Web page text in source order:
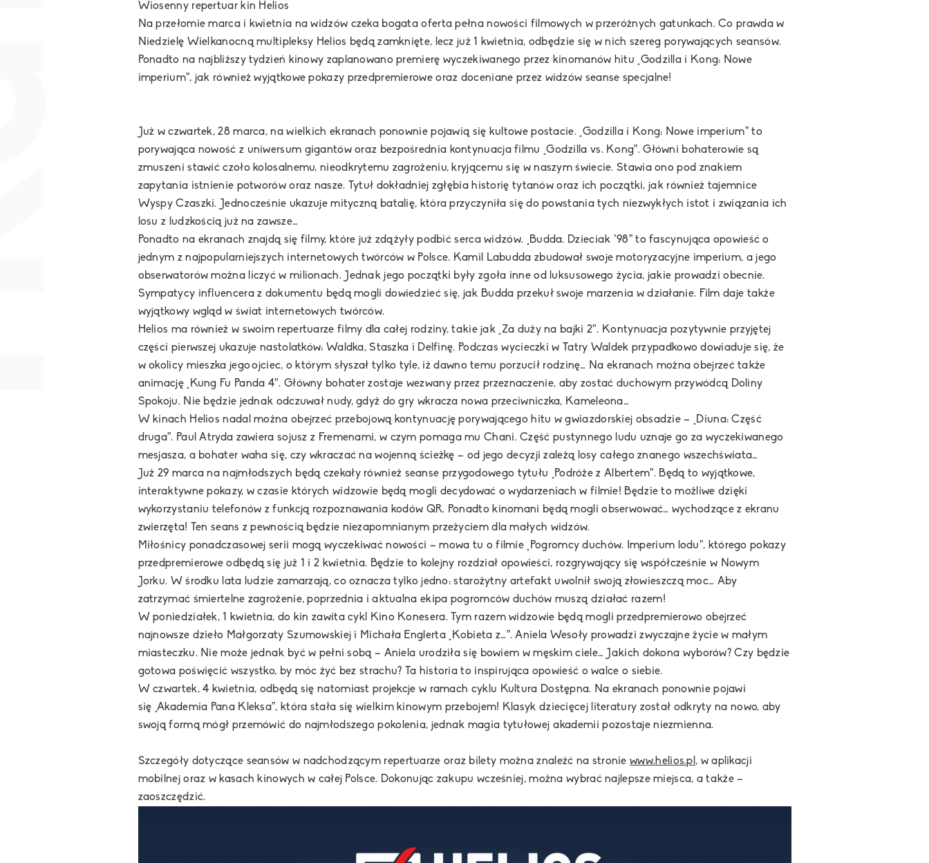
Wiosenny repertuar kin Helios
Na przełomie marca i kwietnia na widzów czeka bogata oferta pełna nowości filmowych w przeróżnych gatunkach. Co prawda w
Niedzielę Wielkanocną multipleksy Helios będą zamknięte, lecz już 1 kwietnia, odbędzie się w nich szereg porywających seansów.
Ponadto na najbliższy tydzień kinowy zaplanowano premierę wyczekiwanego przez kinomanów hitu „Godzilla i Kong: Nowe
imperium”, jak również wyjątkowe pokazy przedpremierowe oraz doceniane przez widzów seanse specjalne!
Już w czwartek, 28 marca, na wielkich ekranach ponownie pojawią się kultowe postacie. „Godzilla i Kong: Nowe imperium”to
porywająca nowość z uniwersum gigantów oraz bezpośrednia kontynuacja filmu „Godzilla vs. Kong”. Główni bohaterowie są
zmuszeni stawić czoło kolosalnemu, nieodkrytemu zagrożeniu, kryjącemu się w naszym świecie. Stawia ono pod znakiem
zapytania istnienie potworów oraz nasze. Tytuł dokładniej zgłębia historię tytanów oraz ich początki, jak również tajemnice
Wyspy Czaszki. Jednocześnie ukazuje mityczną batalię, która przyczyniła się do powstania tych niezwykłych istot i związania ich
losu z ludzkością już na zawsze…
Ponadto na ekranach znajdą się filmy, które już zdążyły podbić serca widzów. „Budda. Dzieciak ’98”to fascynująca opowieść o
jednym z najpopularniejszych internetowych twórców w Polsce. Kamil Labudda zbudował swoje motoryzacyjne imperium, a jego
obserwatorów można liczyć w milionach. Jednak jego początki były zgoła inne od luksusowego życia, jakie prowadzi obecnie.
Sympatycy influencera z dokumentu będą mogli dowiedzieć się, jak Budda przekuł swoje marzenia w działanie. Film daje także
wyjątkowy wgląd w świat internetowych twórców.
Helios ma również w swoim repertuarze filmy dla całej rodziny, takie jak „Za duży na bajki 2″. Kontynuacja pozytywnie przyjętej
części pierwszej ukazuje nastolatków: Waldka, Staszka i Delfinę. Podczas wycieczki w Tatry Waldek przypadkowo dowiaduje się, że
w okolicy mieszka jego ojciec, o którym słyszał tylko tyle, iż dawno temu porzucił rodzinę… Na ekranach można obejrzeć także
animację „Kung Fu Panda 4″. Główny bohater zostaje wezwany przez przeznaczenie, aby zostać duchowym przywódcą Doliny
Spokoju. Nie będzie jednak odczuwał nudy, gdyż do gry wkracza nowa przeciwniczka, Kameleona…
W kinach Helios nadal można obejrzeć przebojową kontynuację porywającego hitu w gwiazdorskiej obsadzie – „Diuna: Część
druga”. Paul Atryda zawiera sojusz z Fremenami, w czym pomaga mu Chani. Część pustynnego ludu uznaje go za wyczekiwanego
mesjasza, a bohater waha się, czy wkraczać na wojenną ścieżkę – od jego decyzji zależą losy całego znanego wszechświata…
Już 29 marcana najmłodszych będą czekały również seanse przygodowego tytułu „Podróże z Albertem”. Będą to wyjątkowe,
interaktywne pokazy, w czasie których widzowie będą mogli decydować o wydarzeniach w filmie! Będzie to możliwe dzięki
wykorzystaniu telefonów z funkcją rozpoznawania kodów QR. Ponadto kinomani będą mogli obserwować… wychodzące z ekranu
zwierzęta! Ten seans z pewnością będzie niezapomnianym przeżyciem dla małych widzów.
Miłośnicy ponadczasowej serii mogą wyczekiwać nowości – mowa tu o filmie „Pogromcy duchów. Imperium lodu”, którego pokazy
przedpremierowe odbędą się już 1 i 2 kwietnia. Będzie to kolejny rozdział opowieści, rozgrywający się współcześnie w Nowym
Jorku. W środku lata ludzie zamarzają, co oznacza tylko jedno: starożytny artefakt uwolnił swoją złowieszczą moc… Aby
zatrzymać śmiertelne zagrożenie, poprzednia i aktualna ekipa pogromców duchów muszą działać razem!
W poniedziałek, 1 kwietnia, do kin zawita cykl Kino Konesera.Tym razem widzowie będą mogli przedpremierowo obejrzeć
najnowsze dzieło Małgorzaty Szumowskiej i Michała Englerta „Kobieta z…”. Aniela Wesoły prowadzi zwyczajne życie w małym
miasteczku. Nie może jednak być w pełni sobą – Aniela urodziła się bowiem w męskim ciele… Jakich dokona wyborów? Czy będzie
gotowa poświęcić wszystko, by móc żyć bez strachu? Ta historia to inspirująca opowieść o walce o siebie.
W czwartek, 4 kwietnia, odbędą się natomiast projekcje w ramach cyklu Kultura Dostępna. Na ekranach ponownie pojawi
się „Akademia Pana Kleksa”, która stała się wielkim kinowym przebojem! Klasyk dziecięcej literatury został odkryty na nowo, aby
swoją formą mógł przemówić do najmłodszego pokolenia, jednak magia tytułowej akademii pozostaje niezmienna.
Szczegóły dotyczące seansów w nadchodzącym repertuarze oraz bilety można znaleźć na stroniewww.helios.pl, w aplikacji
mobilnej oraz w kasach kinowych w całej Polsce. Dokonując zakupu wcześniej, można wybrać najlepsze miejsca, a także –
zaoszczędzić.